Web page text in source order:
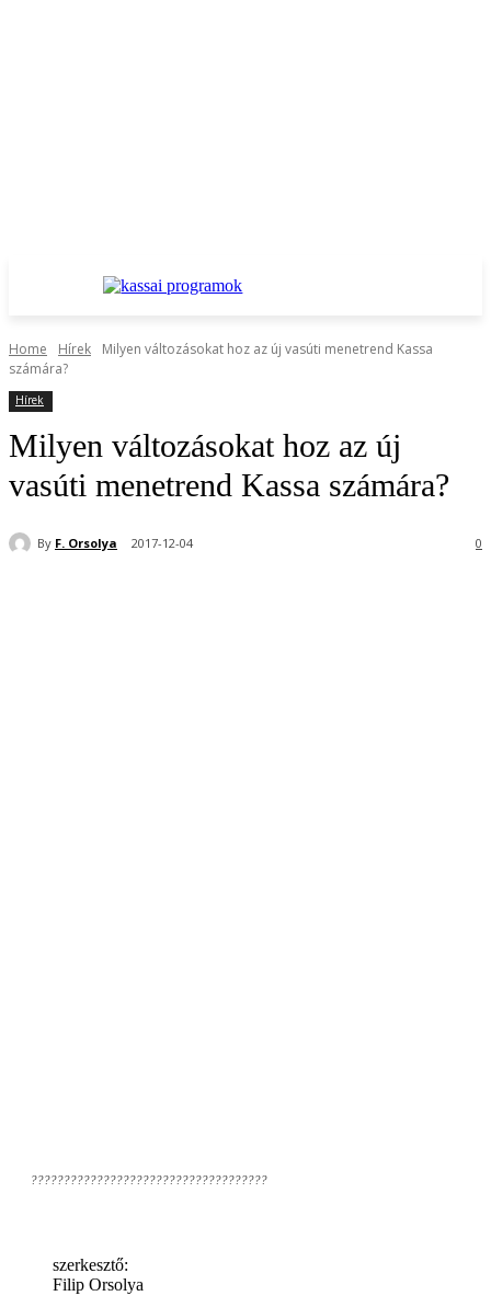
Home Hírek
Milyen változásokat hoz az új vasúti menetrend Kassa
számára?
Hírek
Milyen változásokat hoz az új
vasúti menetrend Kassa számára?
By F. Orsolya 2017-12-04 0
????????????????????????????????????
szerkesztő:
Filip Orsolya